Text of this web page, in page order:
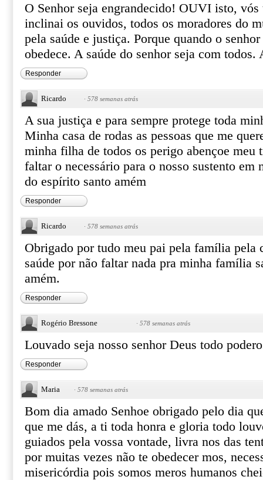
O Senhor seja engrandecido! OUVI isto, vós
inclinai os ouvidos, todos os moradores do
pela saúde e justiça. Porque quando o
obedece. A saúde do senhor seja com todos.
Responder
Ricardo · 578 semanas atrás
A sua justiça e para sempre protege toda
Minha casa de rodas as pessoas que me
minha filha de todos os perigo abençoe meu
faltar o necessário para o nosso sustento
do espírito santo amém
Responder
Ricardo · 578 semanas atrás
Obrigado por tudo meu pai pela família pela
saúde por não faltar nada pra minha família
amém.
Responder
Rogério Bressone · 578 semanas atrás
Louvado seja nosso senhor Deus todo
Responder
Maria · 578 semanas atrás
Bom dia amado Senhoe obrigado pelo dia
que me dás, a ti toda honra e gloria todo
guiados pela vossa vontade, livra nos das
por muitas vezes não te obedecer mos,
misericórdia pois somos meros humanos